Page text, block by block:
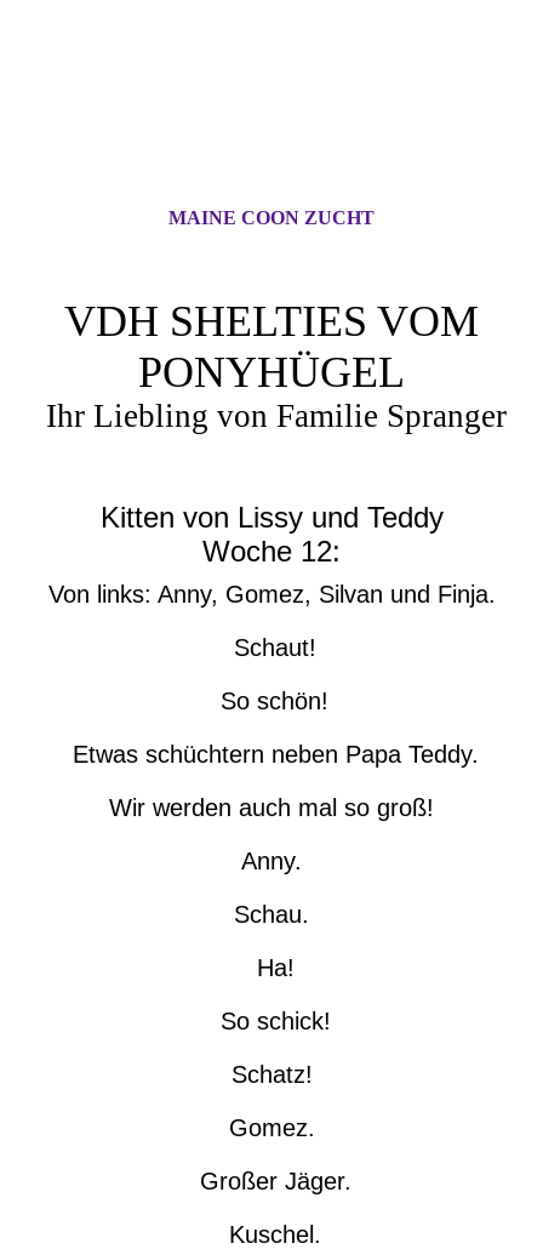
MAINE COON ZUCHT
VDH SHELTIES VOM
PONYHÜGEL
Ihr Liebling von Familie Spranger
Kitten von Lissy und Teddy
Woche 12:
Von links: Anny, Gomez, Silvan und Finja.
Schaut!
So schön!
Etwas schüchtern neben Papa Teddy.
Wir werden auch mal so groß!
Anny.
Schau.
Ha!
So schick!
Schatz!
Gomez.
Großer Jäger.
Kuschel.